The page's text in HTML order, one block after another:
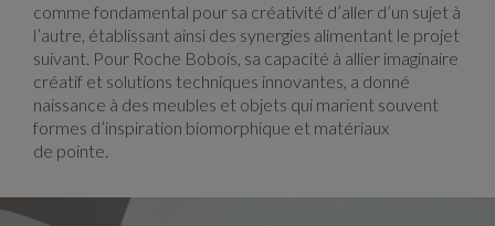
comme fondamental pour sa créativité d’aller d’un sujet à
l’autre, établissant ainsi des synergies alimentant le projet
suivant. Pour Roche Bobois, sa capacité à allier imaginaire
créatif et solutions techniques innovantes, a donné
naissance à des meubles et objets qui marient souvent
formes d’inspiration biomorphique et matériaux
de pointe.